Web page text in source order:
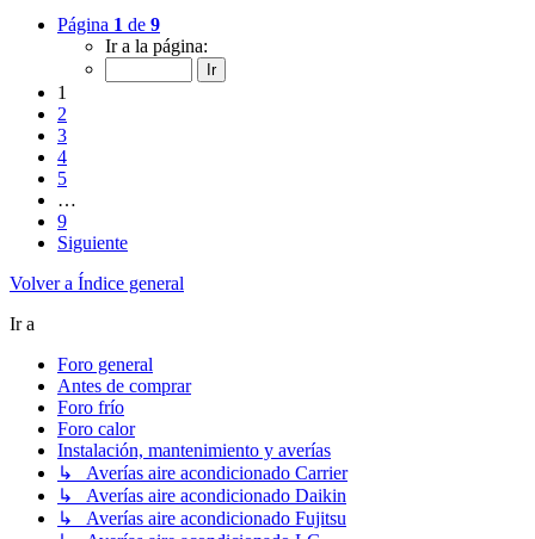
Página 1 de 9
Ir a la página:
1
2
3
4
5
…
9
Siguiente
Volver a Índice general
Ir a
Foro general
Antes de comprar
Foro frío
Foro calor
Instalación, mantenimiento y averías
↳ Averías aire acondicionado Carrier
↳ Averías aire acondicionado Daikin
↳ Averías aire acondicionado Fujitsu